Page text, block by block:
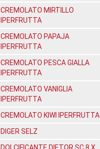
CREMOLATO MIRTILLO
IPERFRUTTA
CREMOLATO PAPAJA
IPERFRUTTA
CREMOLATO PESCA GIALLA
IPERFRUTTA
CREMOLATO VANIGLIA
IPERFRUTTA
CREMOLATO KIWI IPERFRUTTA
DIGER SELZ